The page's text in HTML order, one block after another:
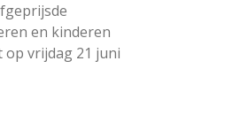
en kinderen
op vrijdag 21 juni